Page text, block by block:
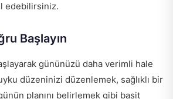
edebilirsiniz.
Başlayın
gününüzü daha verimli hale
düzeninizi düzenlemek, sağlıklı bir
planını belirlemek gibi basit